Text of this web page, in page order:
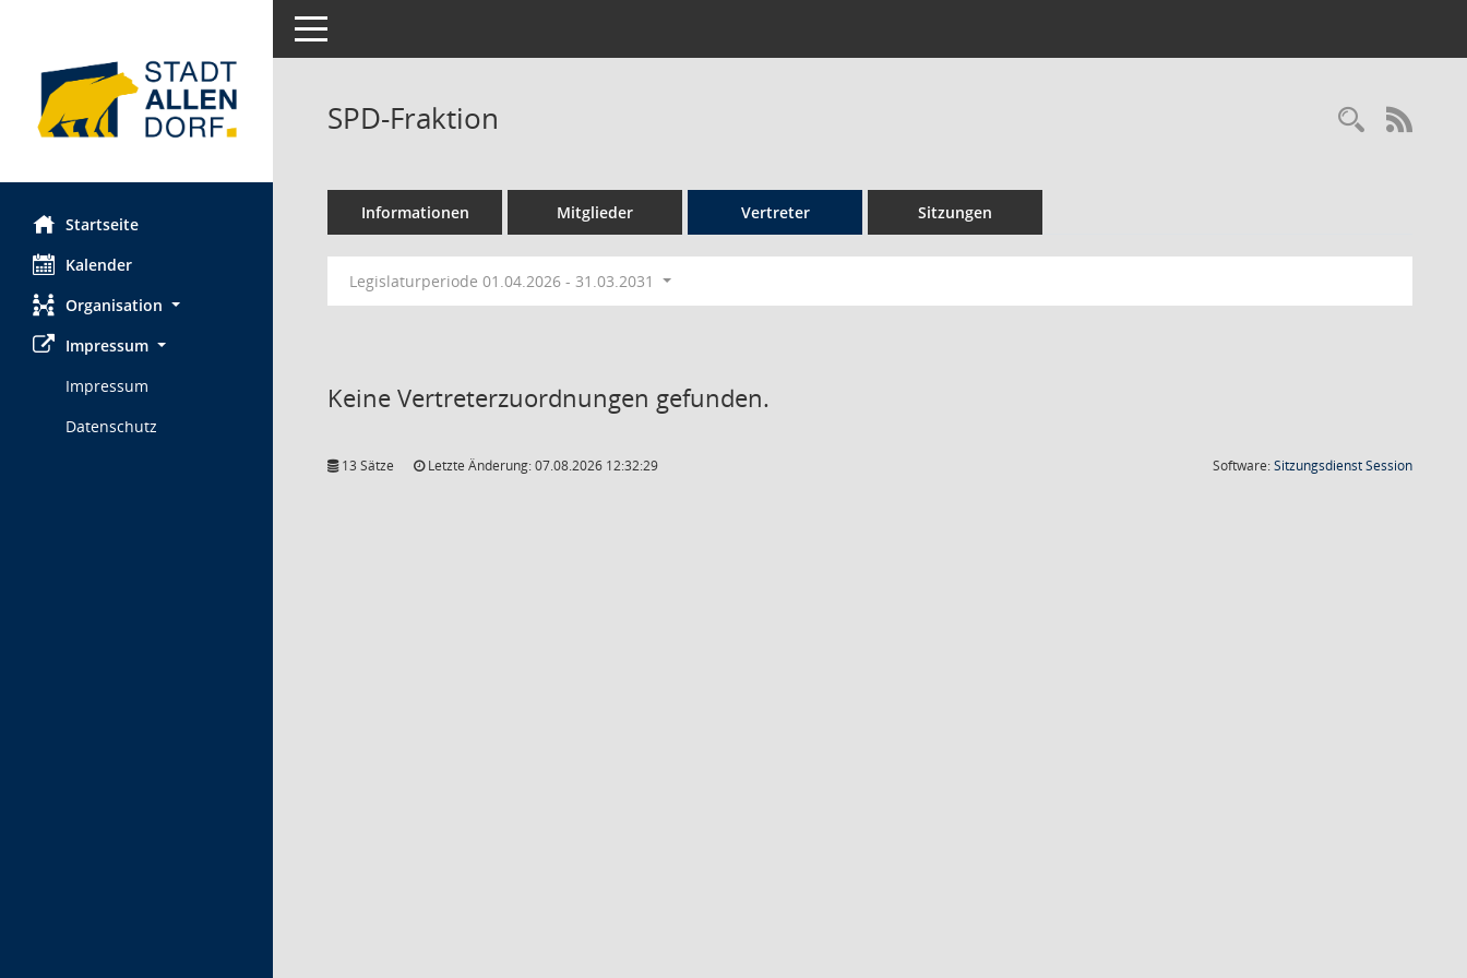
Startseite
Kalender
Organisation
Impressum
Impressum
Datenschutz
Toggle navigation
SPD-Fraktion
Informationen Mitglieder Vertreter Sitzungen
Legislaturperiode 01.04.2026 - 31.03.2031
Keine Vertreterzuordnungen gefunden.
13 Sätze Letzte Änderung: 07.08.2026 12:32:29 Software:SitzungsdienstSession(Wird in